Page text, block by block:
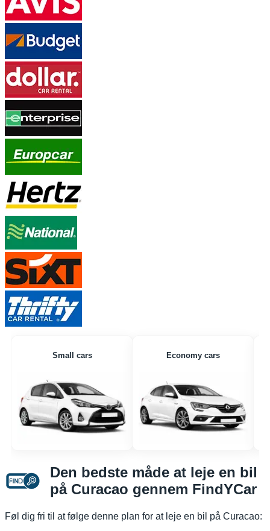
Small cars Economy cars
Den bedste måde at leje en bil
på Curacao gennem FindYCar
Føl dig fri til at følge denne plan for at leje en bil på Curacao: